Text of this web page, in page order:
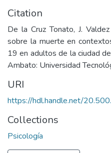
Citation
De la Cruz Tonato, J.
sobre la muerte en
19 en adultos de la ciudad
Ambato: Universidad
URI
https://hdl.handle.net/
Collections
Psicología